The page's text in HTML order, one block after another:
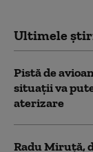
Ultimele
Pistă de
situații va
aterizare
Radu Miruță,